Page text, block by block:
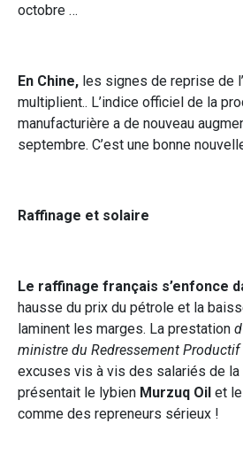
octobre …
En Chine, les signes de reprise de
multiplient.. L’indice officiel de la
manufacturière a de nouveau
septembre. C’est une bonne
Raffinage et solaire
Le raffinage français s’enfonce
hausse du prix du pétrole et la
laminent les marges. La prestation
ministre du Redressement Productif
excuses vis à vis des salariés de
présentait le lybien Murzuq Oil et
comme des repreneurs sérieux !